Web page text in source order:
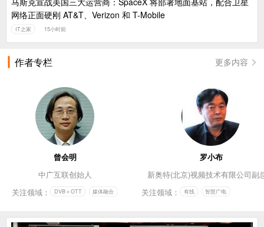
网络正面硬刚 AT&T、Verizon 和 T-Mobile
IT之家 15小时前
作者专栏 更多内容
曾会明
中广互联创始人
关注领域：
DVB＋OTT 媒体融合
罗小布
新奥特(北京)视频技术有限公司副
关注领域：
有线 智慧广电